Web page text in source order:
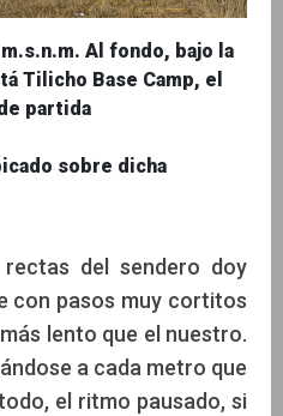
Al fondo, bajo la
Tilicho Base Camp, el
partida
sobre dicha
del sendero doy
con pasos muy cortitos
lento que el nuestro.
a cada metro que
el ritmo pausado, si